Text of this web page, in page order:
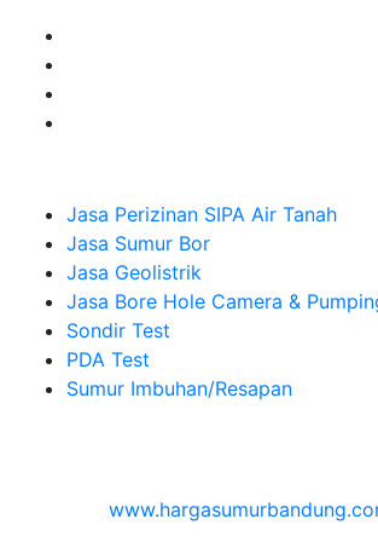
Jasa Perizinan SIPA Air Tanah
Jasa Sumur Bor
Jasa Geolistrik
Jasa Bore Hole Camera &
Sondir Test
PDA Test
Sumur Imbuhan/Resapan